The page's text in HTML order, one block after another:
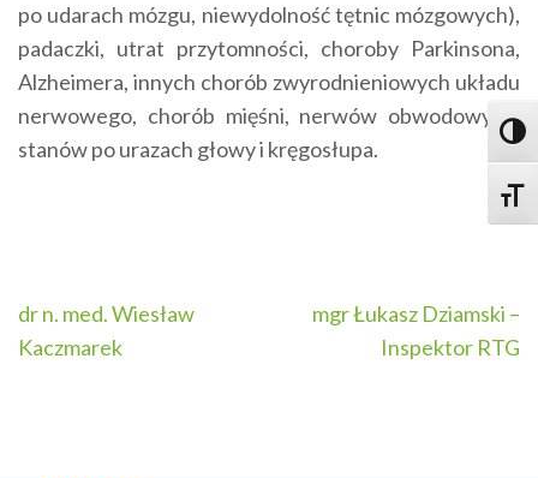
po udarach mózgu, niewydolność tętnic mózgowych),
padaczki, utrat przytomności, choroby Parkinsona,
Alzheimera, innych chorób zwyrodnieniowych układu
nerwowego, chorób mięśni, nerwów obwodowych,
stanów po urazach głowy i kręgosłupa.
Nawigacja
wpisu
dr n. med. Wiesław
Kaczmarek
mgr Łukasz Dziamski –
Inspektor RTG